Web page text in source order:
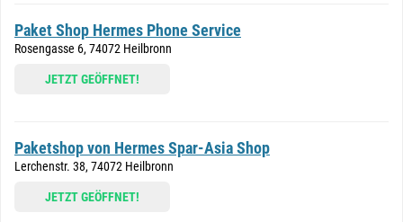
Paket Shop Hermes Phone Service
Rosengasse 6, 74072 Heilbronn
JETZT GEÖFFNET!
Paketshop von Hermes Spar-Asia Shop
Lerchenstr. 38, 74072 Heilbronn
JETZT GEÖFFNET!